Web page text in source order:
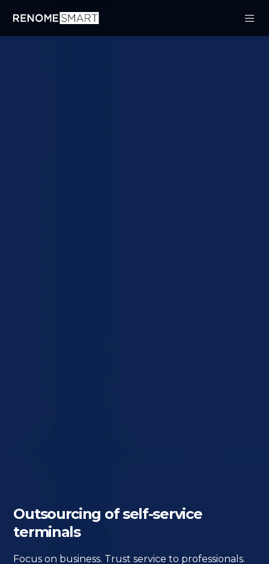
Outsourcing of self-service
terminals
Focus on business. Trust service to professionals.